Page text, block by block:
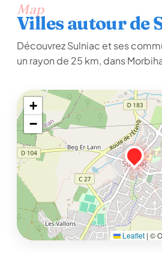
Map
Villes autour de
Découvrez Sulniac et ses
un rayon de 25 km, dans
+
−
Leaflet | ©